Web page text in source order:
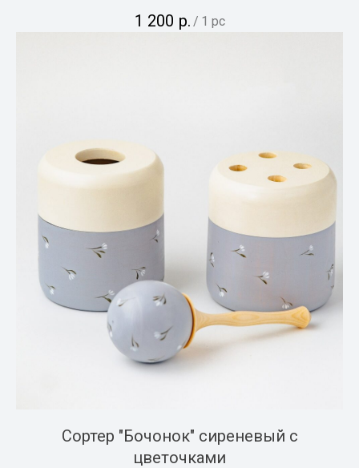
1 200 р. / 1 pc
Сортер "Бочонок" сиреневый с
цветочками